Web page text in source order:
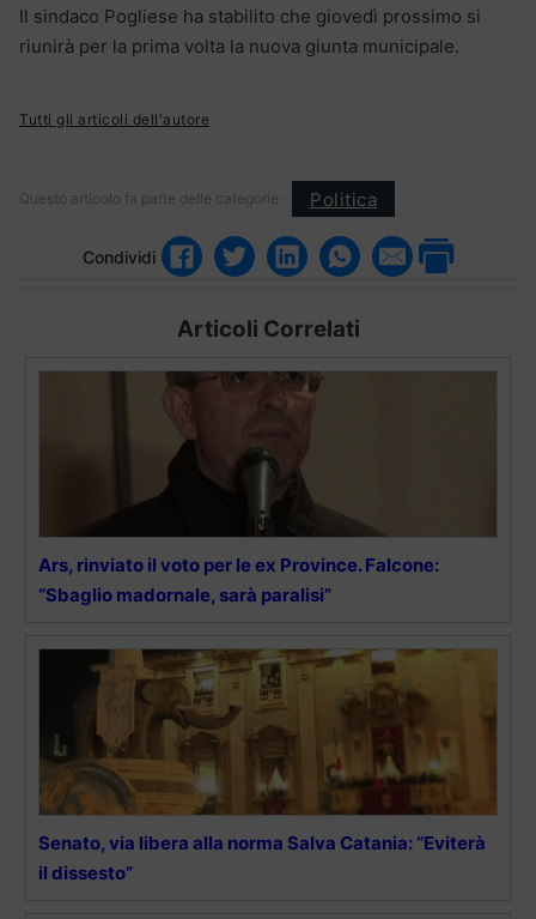
Il sindaco Pogliese ha stabilito che giovedì prossimo si
riunirà per la prima volta la nuova giunta municipale.
Tutti gli articoli dell'autore
Questo articolo fa parte delle categorie: Politica
Condividi
Articoli Correlati
Ars, rinviato il voto per le ex Province. Falcone:
“Sbaglio madornale, sarà paralisi”
Senato, via libera alla norma Salva Catania: “Eviterà
il dissesto”